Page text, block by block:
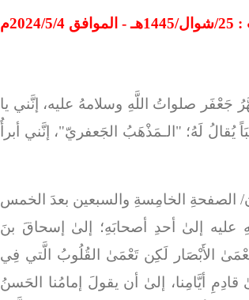
5/4م
جَعْفَر صلواتُ اللَّهِ وسلامهُ عليه، إنَّني يا
يُقالُ لَهُ؛ " الـمَذْهَبُ الجَعفريّ"، إنَّني أبرأُ
الطبعةُ الرابعة/ 2004 ميلادي/ طهران - إيران/ الصفحةِ الخامِسةِ والسبعين بعدَ الخمس
عليه إلىٰ أحدِ أصحابَهِ؛ إلىٰ إسحاقَ بنَ
الأَبْصَار لَكِن تَعْمَىٰ القُلُوبُ الَّتي فِي
أيَّامِنا، إلىٰ أن يقولَ إمامُنا الحَسنُ